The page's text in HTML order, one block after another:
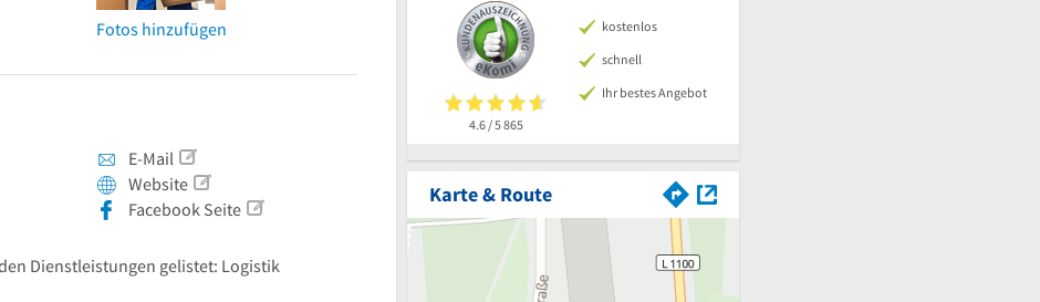
Fotos hinzufügen
E-Mail
Website
Facebook Seite
Dienstleistungen gelistet: Logistik
4.6 / 5865
kostenlos
schnell
Ihr bestes Angebot
Karte & Route